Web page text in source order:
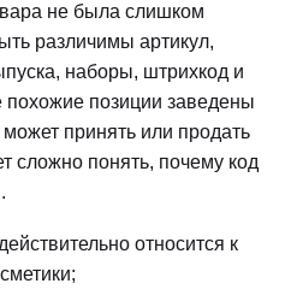
не была слишком
различимы артикул,
наборы, штрихкод и
похожие позиции заведены
принять или продать
сложно понять, почему код
относится к